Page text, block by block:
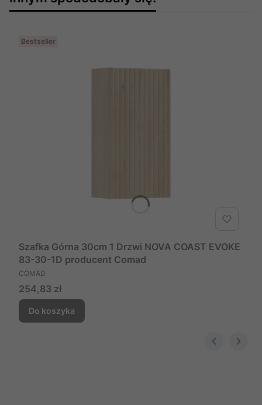
Bestseller
Szafka Górna 30cm 1 Drzwi NOVA COAST EVOKE
83-30-1D producent Comad
PRODUCENT
COMAD
Cena
254,83 zł
Do koszyka